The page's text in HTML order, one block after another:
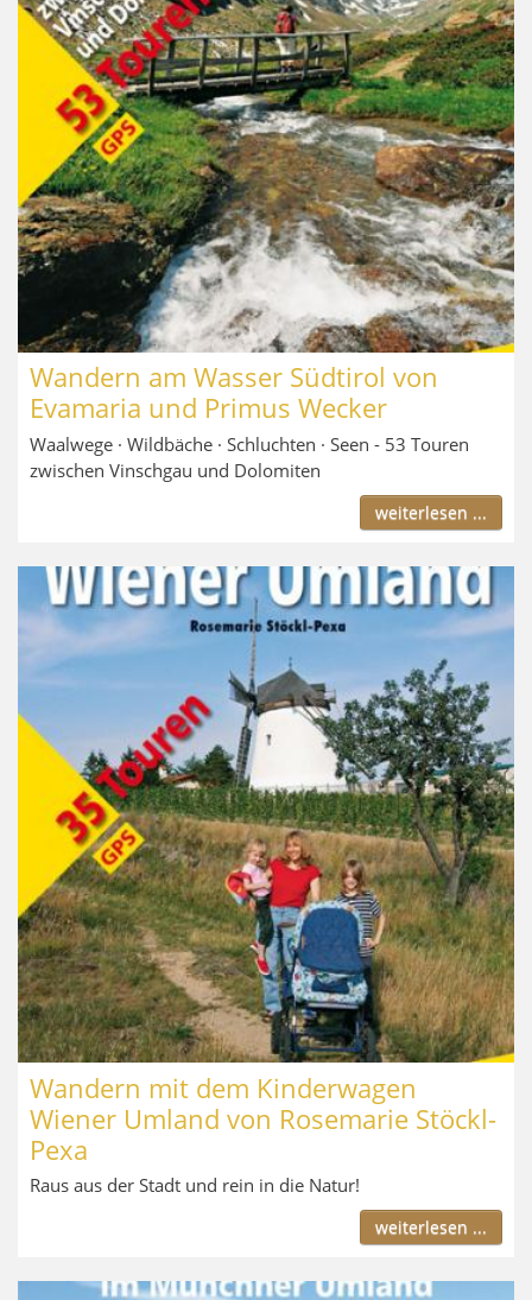
Wandern am Wasser Südtirol von
Evamaria und Primus Wecker
Waalwege · Wildbäche · Schluchten · Seen - 53 Touren
zwischen Vinschgau und Dolomiten
weiterlesen ...
Wandern mit dem Kinderwagen
Wiener Umland von Rosemarie Stöckl-
Pexa
Raus aus der Stadt und rein in die Natur!
weiterlesen ...